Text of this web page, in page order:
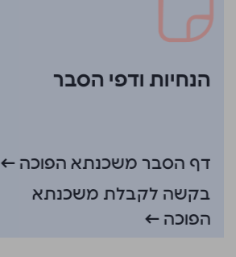
הנחיות ודפי הסבר
דף הסבר משכנתא הפוכה ←
בקשה לקבלת משכנתא
הפוכה ←